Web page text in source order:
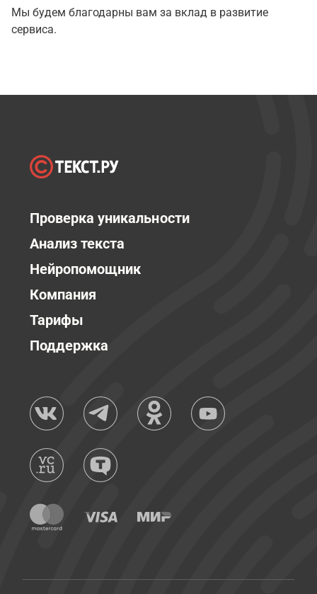
Мы будем благодарны вам за вклад в развитие
сервиса.
Проверка уникальности
Анализ текста
Нейропомощник
Компания
Тарифы
Поддержка